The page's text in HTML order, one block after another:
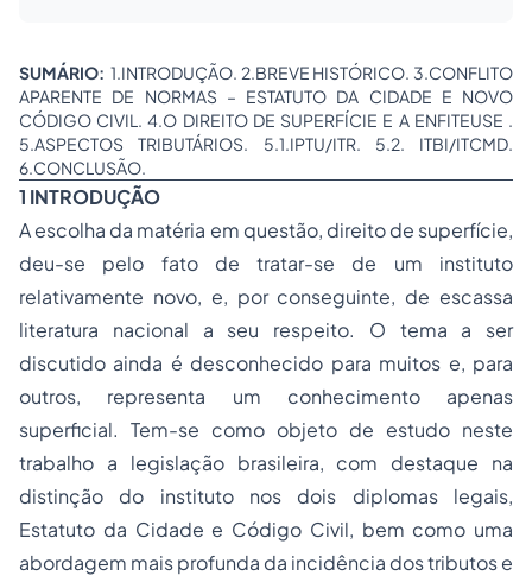
SUMÁRIO: 1.INTRODUÇÃO. 2.BREVE HISTÓRICO. 3.CONFLITO
APARENTE DE NORMAS – ESTATUTO DA CIDADE E NOVO
CÓDIGO CIVIL. 4.O DIREITO DE SUPERFÍCIE E A ENFITEUSE .
5.ASPECTOS TRIBUTÁRIOS. 5.1.IPTU/ITR. 5.2. ITBI/ITCMD.
6.CONCLUSÃO.
1 INTRODUÇÃO
A escolha da matéria em questão, direito de superfície,
deu-se pelo fato de tratar-se de um instituto
relativamente novo, e, por conseguinte, de escassa
literatura nacional a seu respeito. O tema a ser
discutido ainda é desconhecido para muitos e, para
outros, representa um conhecimento apenas
superficial. Tem-se como objeto de estudo neste
trabalho a legislação brasileira, com destaque na
distinção do instituto nos dois diplomas legais,
Estatuto da Cidade e Código Civil, bem como uma
abordagem mais profunda da incidência dos tributos e